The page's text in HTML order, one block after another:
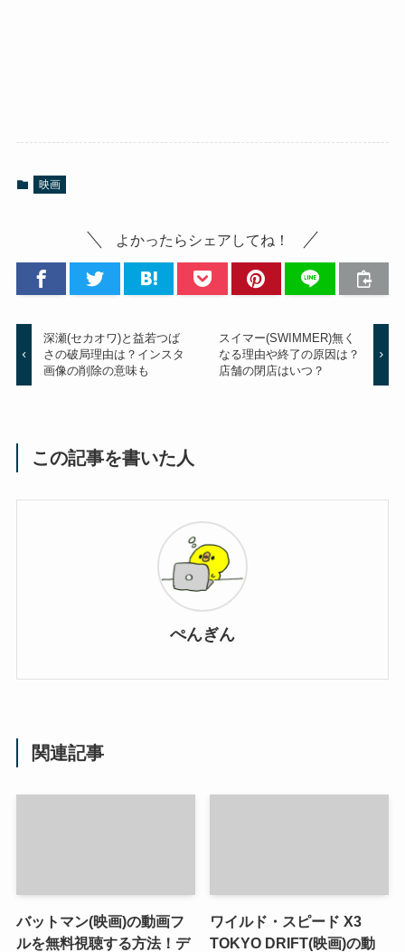
映画
よかったらシェアしてね！
深瀬(セカオワ)と益若つば
さの破局理由は？インスタ
画像の削除の意味も
スイマー(SWIMMER)無く
なる理由や終了の原因は？
店舗の閉店はいつ？
この記事を書いた人
ぺんぎん
関連記事
バットマン(映画)の動画フ
ルを無料視聴する方法！デ
ワイルド・スピード X3
TOKYO DRIFT(映画)の動